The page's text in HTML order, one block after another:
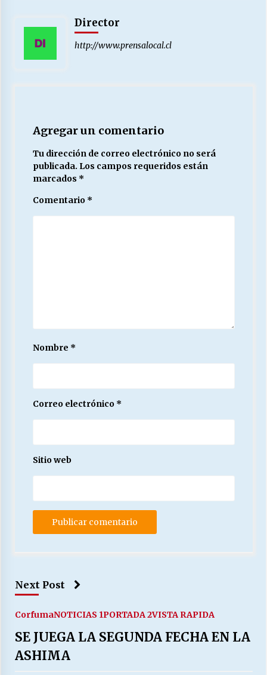
Director
http://www.prensalocal.cl
Agregar un comentario
Tu dirección de correo electrónico no será
publicada. Los campos requeridos están
marcados *
Comentario *
Nombre *
Correo electrónico *
Sitio web
Next Post
CorfumaNOTICIAS 1PORTADA 2VISTA RAPIDA
SE JUEGA LA SEGUNDA FECHA EN LA
ASHIMA